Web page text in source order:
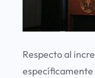
Respecto al